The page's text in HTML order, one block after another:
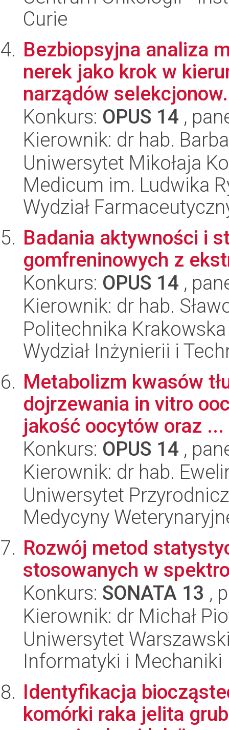
Curie
Bezbiopsyjna analiza
nerek jako krok w
narządów
Konkurs: OPUS 14 ,
Kierownik: dr hab.
Uniwersytet Mikołaja
Medicum im. Ludwika
Wydział
Badania aktywności i
gomfreninowych z
Konkurs: OPUS 14 ,
Kierownik: dr hab.
Politechnika
Wydział Inżynierii i
Metabolizm kwasów
dojrzewania in vitro
jakość oocytów oraz ...
Konkurs: OPUS 14 ,
Kierownik: dr hab.
Uniwersytet
Medycyny
Rozwój metod
stosowanych w
Konkurs: SONATA 13 ,
Kierownik: dr Michał
Uniwersytet
Informatyki i Mechaniki
Identyfikacja
komórki raka jelita